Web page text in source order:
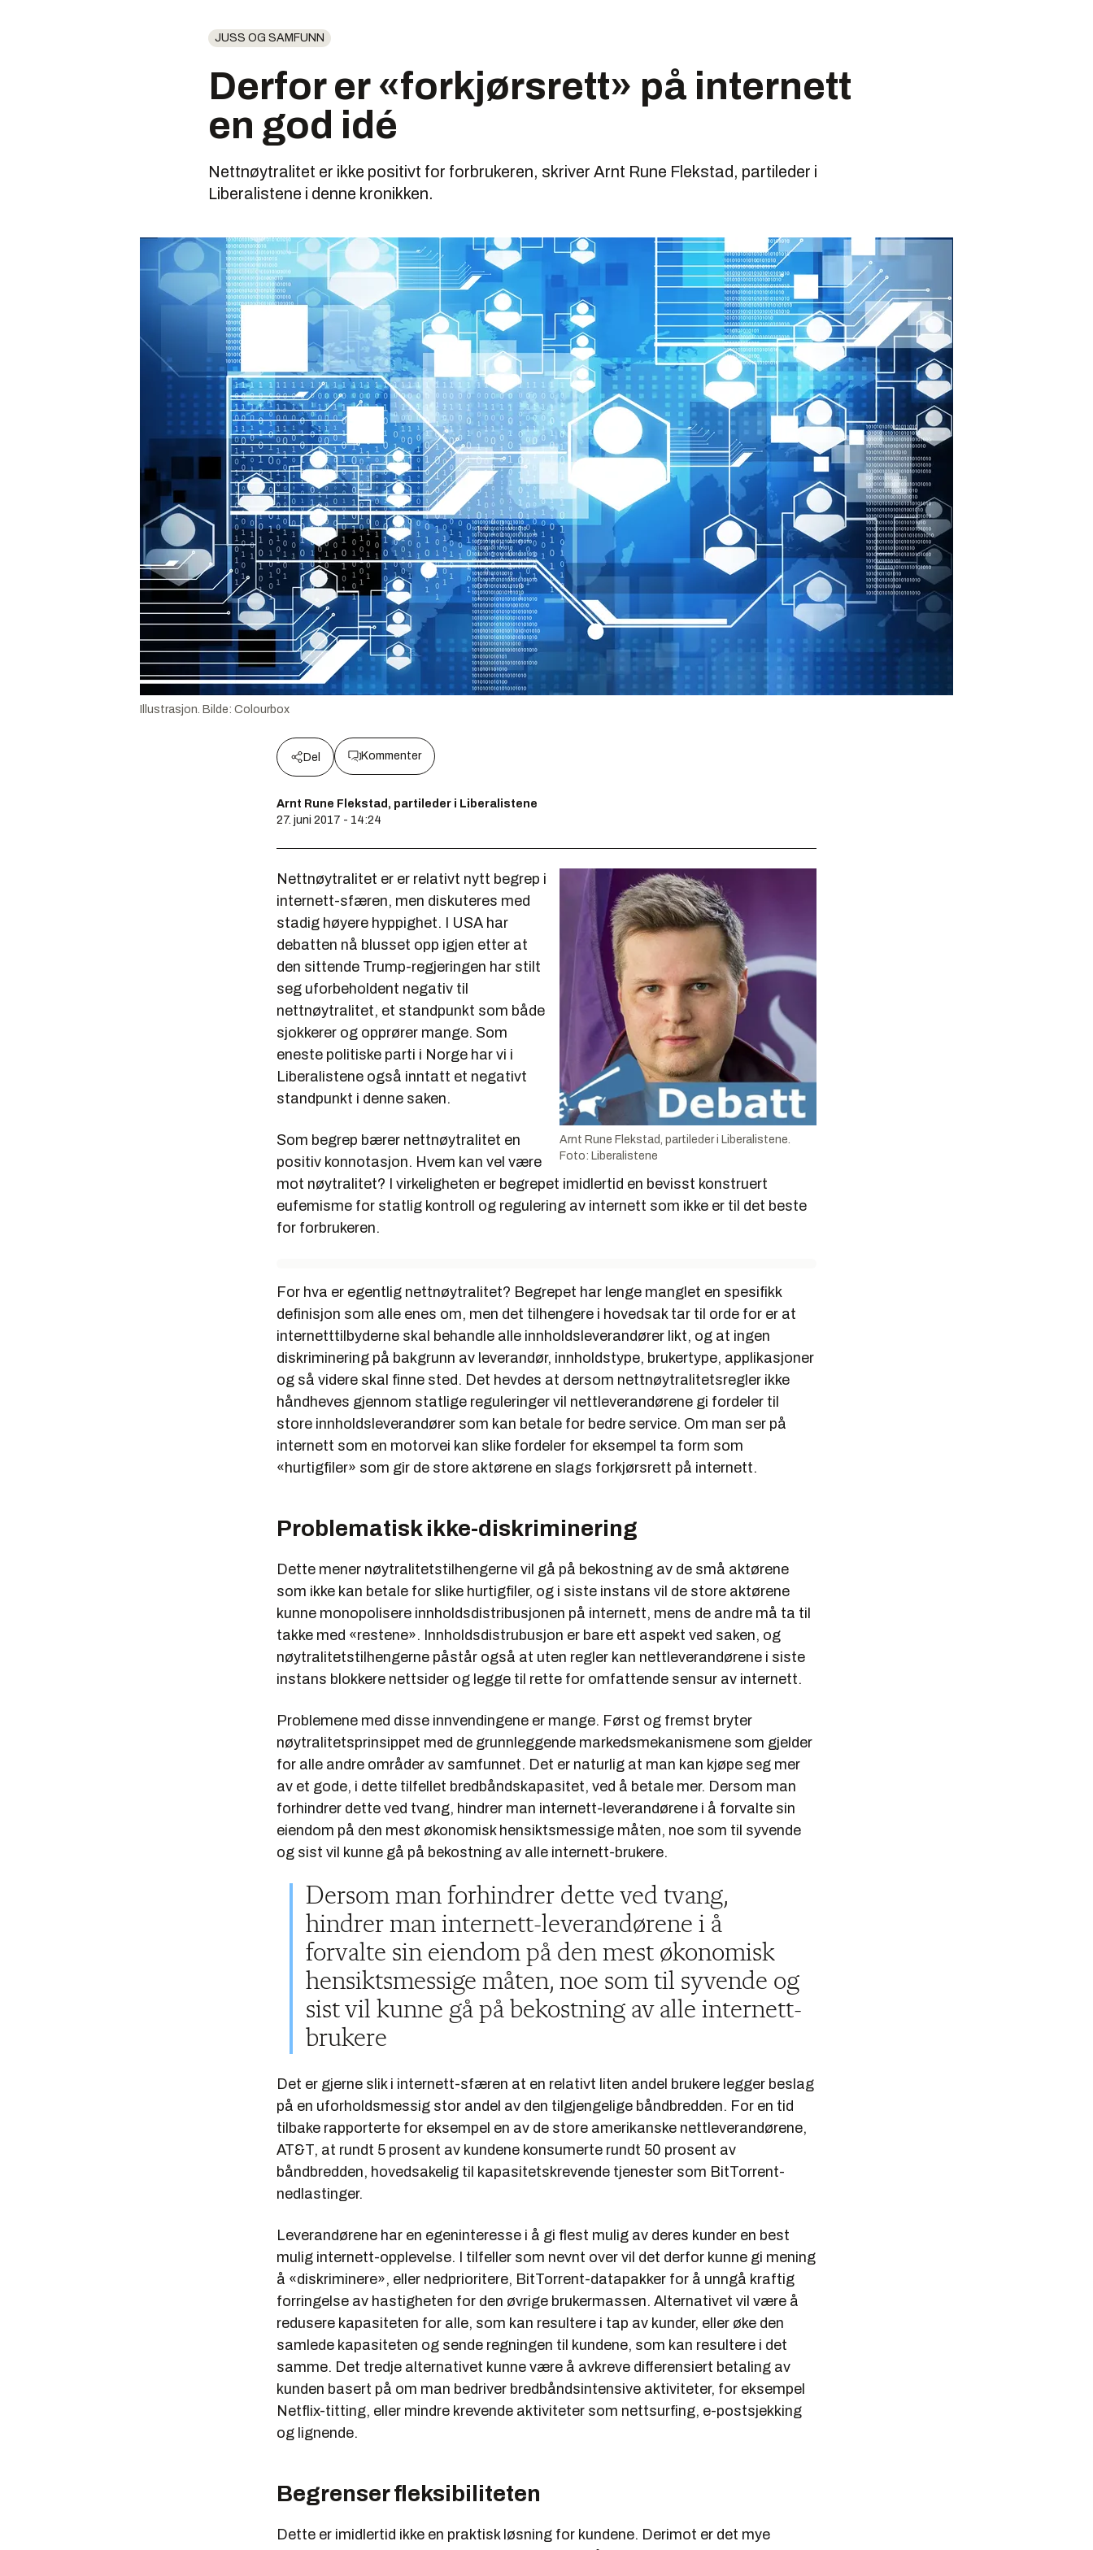
JUSS OG SAMFUNN
Derfor er «forkjørsrett» på internett
en god idé
Nettnøytralitet er ikke positivt for forbrukeren, skriver Arnt Rune Flekstad, partileder i
Liberalistene i denne kronikken.
Illustrasjon. Bilde: Colourbox
Del Kommenter
Arnt Rune Flekstad, partileder i Liberalistene
27. juni 2017 - 14:24
Arnt Rune Flekstad, partileder i Liberalistene.
Foto: Liberalistene
Nettnøytralitet er er relativt nytt begrep i
internett-sfæren, men diskuteres med
stadig høyere hyppighet. I USA har
debatten nå blusset opp igjen etter at
den sittende Trump-regjeringen har stilt
seg uforbeholdent negativ til
nettnøytralitet, et standpunkt som både
sjokkerer og opprører mange. Som
eneste politiske parti i Norge har vi i
Liberalistene også inntatt et negativt
standpunkt i denne saken.
Som begrep bærer nettnøytralitet en
positiv konnotasjon. Hvem kan vel være
mot nøytralitet? I virkeligheten er begrepet imidlertid en bevisst konstruert
eufemisme for statlig kontroll og regulering av internett som ikke er til det beste
for forbrukeren.
For hva er egentlig nettnøytralitet? Begrepet har lenge manglet en spesifikk
definisjon som alle enes om, men det tilhengere i hovedsak tar til orde for er at
internetttilbyderne skal behandle alle innholdsleverandører likt, og at ingen
diskriminering på bakgrunn av leverandør, innholdstype, brukertype, applikasjoner
og så videre skal finne sted. Det hevdes at dersom nettnøytralitetsregler ikke
håndheves gjennom statlige reguleringer vil nettleverandørene gi fordeler til
store innholdsleverandører som kan betale for bedre service. Om man ser på
internett som en motorvei kan slike fordeler for eksempel ta form som
«hurtigfiler» som gir de store aktørene en slags forkjørsrett på internett.
Problematisk ikke-diskriminering
Dette mener nøytralitetstilhengerne vil gå på bekostning av de små aktørene
som ikke kan betale for slike hurtigfiler, og i siste instans vil de store aktørene
kunne monopolisere innholdsdistribusjonen på internett, mens de andre må ta til
takke med «restene». Innholdsdistrubusjon er bare ett aspekt ved saken, og
nøytralitetstilhengerne påstår også at uten regler kan nettleverandørene i siste
instans blokkere nettsider og legge til rette for omfattende sensur av internett.
Problemene med disse innvendingene er mange. Først og fremst bryter
nøytralitetsprinsippet med de grunnleggende markedsmekanismene som gjelder
for alle andre områder av samfunnet. Det er naturlig at man kan kjøpe seg mer
av et gode, i dette tilfellet bredbåndskapasitet, ved å betale mer. Dersom man
forhindrer dette ved tvang, hindrer man internett-leverandørene i å forvalte sin
eiendom på den mest økonomisk hensiktsmessige måten, noe som til syvende
og sist vil kunne gå på bekostning av alle internett-brukere.
Dersom man forhindrer dette ved tvang,
hindrer man internett-leverandørene i å
forvalte sin eiendom på den mest økonomisk
hensiktsmessige måten, noe som til syvende og
sist vil kunne gå på bekostning av alle internett-
brukere
Det er gjerne slik i internett-sfæren at en relativt liten andel brukere legger beslag
på en uforholdsmessig stor andel av den tilgjengelige båndbredden. For en tid
tilbake rapporterte for eksempel en av de store amerikanske nettleverandørene,
AT&T, at rundt 5 prosent av kundene konsumerte rundt 50 prosent av
båndbredden, hovedsakelig til kapasitetskrevende tjenester som BitTorrent-
nedlastinger.
Leverandørene har en egeninteresse i å gi flest mulig av deres kunder en best
mulig internett-opplevelse. I tilfeller som nevnt over vil det derfor kunne gi mening
å «diskriminere», eller nedprioritere, BitTorrent-datapakker for å unngå kraftig
forringelse av hastigheten for den øvrige brukermassen. Alternativet vil være å
redusere kapasiteten for alle, som kan resultere i tap av kunder, eller øke den
samlede kapasiteten og sende regningen til kundene, som kan resultere i det
samme. Det tredje alternativet kunne være å avkreve differensiert betaling av
kunden basert på om man bedriver bredbåndsintensive aktiviteter, for eksempel
Netflix-titting, eller mindre krevende aktiviteter som nettsurfing, e-postsjekking
og lignende.
Begrenser fleksibiliteten
Dette er imidlertid ikke en praktisk løsning for kundene. Derimot er det mye